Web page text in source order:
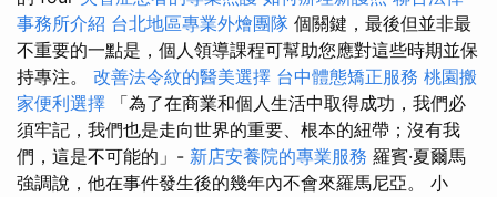
事務所介紹 台北地區專業外燴團隊 個關鍵，最後但並非最
不重要的一點是，個人領導課程可幫助您應對這些時期並保
持專注。 改善法令紋的醫美選擇 台中體態矯正服務 桃園搬
家便利選擇 「為了在商業和個人生活中取得成功，我們必
須牢記，我們也是走向世界的重要、根本的紐帶；沒有我
們，這是不可能的」- 新店安養院的專業服務 羅賓·夏爾馬
強調說，他在事件發生後的幾年內不會來羅馬尼亞。 小